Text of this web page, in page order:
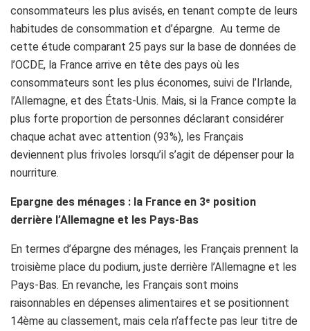
consommateurs les plus avisés, en tenant compte de leurs
habitudes de consommation et d’épargne. Au terme de
cette étude comparant 25 pays sur la base de données de
l’OCDE, la France arrive en tête des pays où les
consommateurs sont les plus économes, suivi de l’Irlande,
l’Allemagne, et des États-Unis. Mais, si la France compte la
plus forte proportion de personnes déclarant considérer
chaque achat avec attention (93%), les Français
deviennent plus frivoles lorsqu’il s’agit de dépenser pour la
nourriture.
Epargne des ménages : la France en 3e position
derrière l’Allemagne et les Pays-Bas
En termes d’épargne des ménages, les Français prennent la
troisième place du podium, juste derrière l’Allemagne et les
Pays-Bas. En revanche, les Français sont moins
raisonnables en dépenses alimentaires et se positionnent
14ème au classement, mais cela n’affecte pas leur titre de